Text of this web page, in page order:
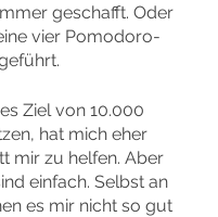
geschafft. Oder
vier Pomodoro-
Ziel von 10.000
hat mich eher
mir zu helfen. Aber
einfach. Selbst an
es mir nicht so gut